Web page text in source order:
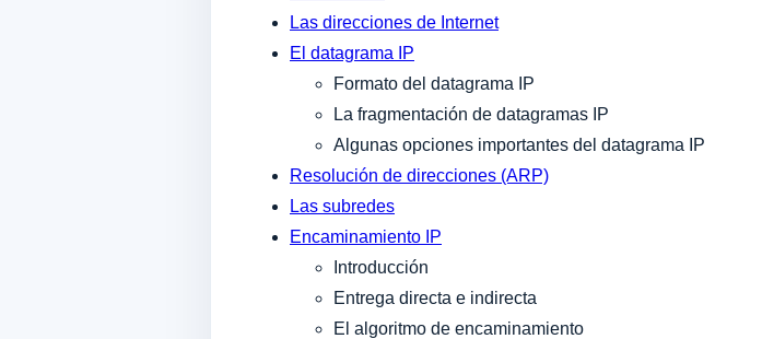
Las direcciones de Internet
El datagrama IP
Formato del datagrama IP
La fragmentación de datagramas IP
Algunas opciones importantes del datagrama IP
Resolución de direcciones (ARP)
Las subredes
Encaminamiento IP
Introducción
Entrega directa e indirecta
El algoritmo de encaminamiento